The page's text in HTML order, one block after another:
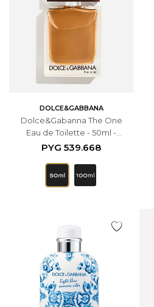
DOLCE&GABBANA
Dolce&Gabanna The One
Eau de Toilette - 50ml -
Masculino
PYG 539.668